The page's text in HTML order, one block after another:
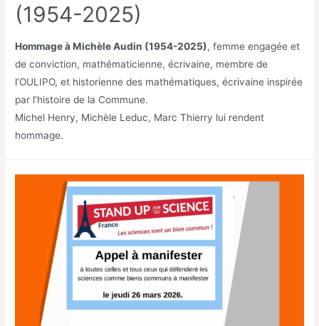
(1954-2025)
Hommage à Michèle Audin (1954-2025), femme engagée et
de conviction, mathématicienne, écrivaine, membre de
l’OULIPO, et historienne des mathématiques, écrivaine inspirée
par l’histoire de la Commune.
Michel Henry, Michèle Leduc, Marc Thierry lui rendent
hommage.